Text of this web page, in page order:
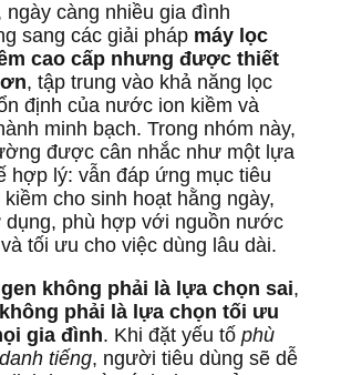
ngày càng nhiều gia đình
sang các giải pháp máy lọc
cao cấp nhưng được thiết
, tập trung vào khả năng lọc
định của nước ion kiềm và
minh bạch. Trong nhóm này,
được cân nhắc như một lựa
hợp lý: vẫn đáp ứng mục tiêu
cho sinh hoạt hằng ngày,
dụng, phù hợp với nguồn nước
tối ưu cho việc dùng lâu dài.
không phải là lựa chọn sai,
không phải là lựa chọn tối ưu
gia đình. Khi đặt yếu tố phù
danh tiếng, người tiêu dùng sẽ dễ